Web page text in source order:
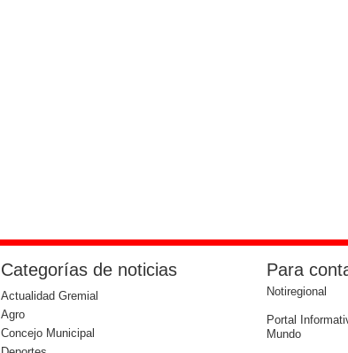
Categorías de noticias
Actualidad Gremial
Agro
Concejo Municipal
Para
Notiregional
Portal
Mundo